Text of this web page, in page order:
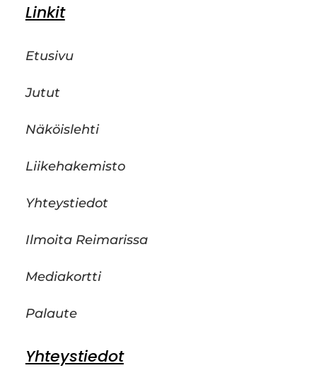
Linkit
Etusivu
Jutut
Näköislehti
Liikehakemisto
Yhteystiedot
Ilmoita Reimarissa
Mediakortti
Palaute
Yhteystiedot